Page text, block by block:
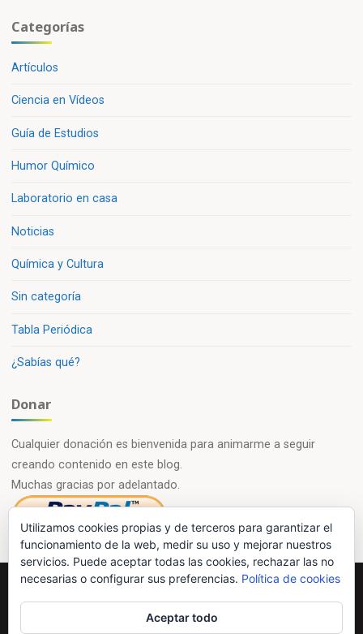
Categorías
Artículos
Ciencia en Vídeos
Guía de Estudios
Humor Químico
Laboratorio en casa
Noticias
Química y Cultura
Sin categoría
Tabla Periódica
¿Sabías qué?
Donar
Cualquier donación es bienvenida para animarme a seguir
creando contenido en este blog.
Muchas gracias por adelantado.
Utilizamos cookies propias y de terceros para garantizar el
funcionamiento de la web, medir su uso y mejorar nuestros
servicios. Puede aceptar todas las cookies, rechazar las no
necesarias o configurar sus preferencias. Política de cookies
Aceptar todo